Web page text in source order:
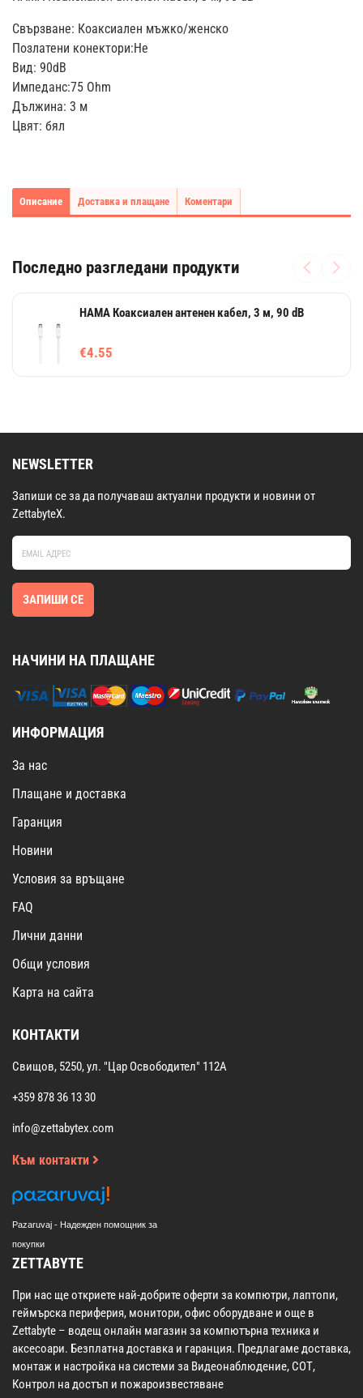
Свързване: Коаксиален мъжко/женско
Позлатени конектори:Не
Вид: 90dB
Импеданс:75 Ohm
Дължина: 3 м
Цвят: бял
Описание Доставка и плащане Коментари
Последно разгледани продукти
HAMA Коаксиален антенен кабел, 3 м, 90 dB
€4.55
NEWSLETTER
Запиши се за да получаваш актуални продукти и новини от
ZettabyteX.
ЗАПИШИ СЕ
НАЧИНИ НА ПЛАЩАНЕ
ИНФОРМАЦИЯ
За нас
Плащане и доставка
Гаранция
Новини
Условия за връщане
FAQ
Лични данни
Общи условия
Карта на сайта
КОНТАКТИ
Свищов, 5250, ул. "Цар Освободител" 112А
+359 878 36 13 30
info@zettabytex.com
Към контакти
Pazaruvaj - Надежден помощник за
покупки
ZETTABYTE
При нас ще откриете най-добрите оферти за компютри, лаптопи,
геймърска периферия, монитори, офис оборудване и още в
Zettabyte – водещ онлайн магазин за компютърна техника и
аксесоари. Безплатна доставка и гаранция. Предлагаме доставка,
монтаж и настройка на системи за Видеонаблюдение, СОТ,
Контрол на достъп и пожароизвестяване